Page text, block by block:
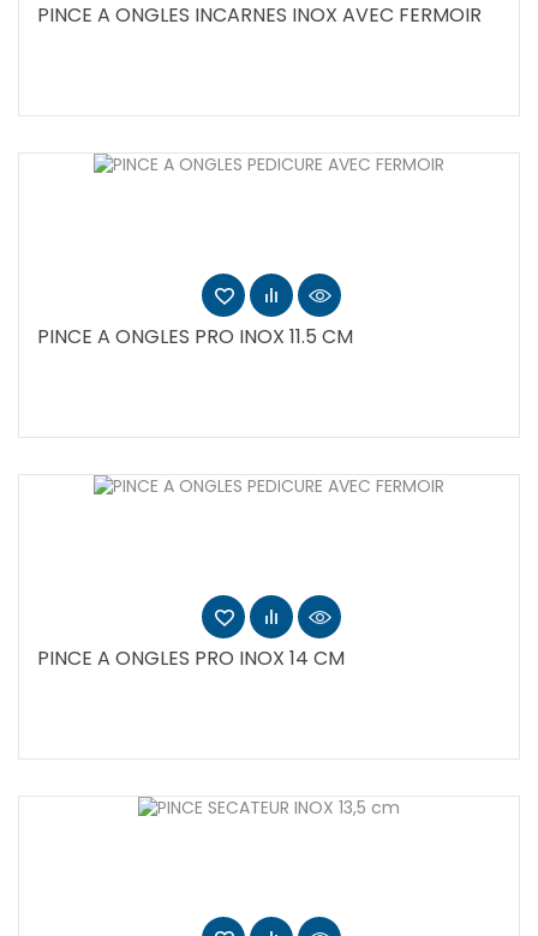
PINCE A ONGLES INCARNES INOX AVEC FERMOIR
PINCE A ONGLES PRO INOX 11.5 CM
PINCE A ONGLES PRO INOX 14 CM